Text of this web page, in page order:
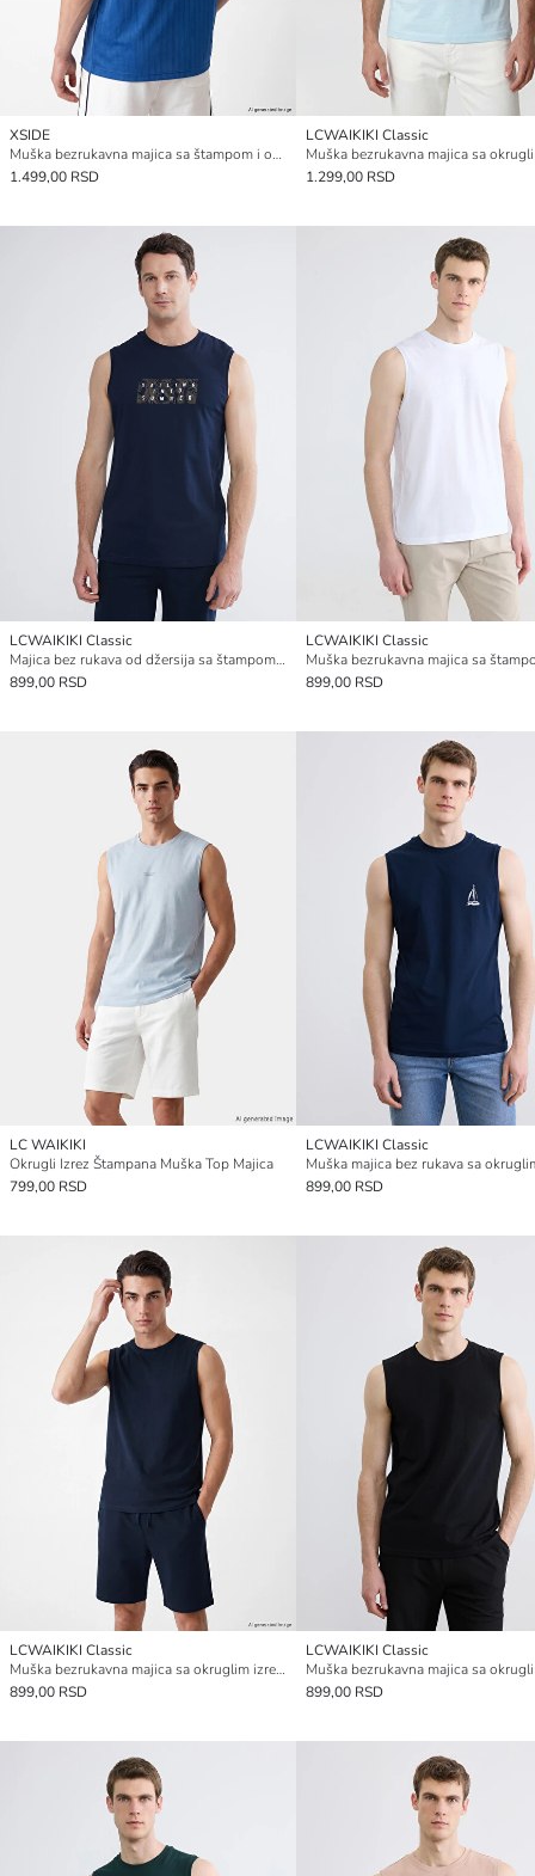
XSIDE
Muška bezrukavna majica sa štampom i okruglim izrezom
1.499,00 RSD
LCWAIKIKI Classic
1.299,00 RSD
LCWAIKIKI Classic
Majica bez rukava od džersija sa štampom, okrugli izrez, muškarac
899,00 RSD
LCWAIKIKI Classic
899,00 RSD
LC WAIKIKI
Okrugli Izrez Štampana Muška Top Majica
799,00 RSD
LCWAIKIKI Classic
899,00 RSD
LCWAIKIKI Classic
Muška bezrukavna majica sa okruglim izrezom
899,00 RSD
LCWAIKIKI Classic
899,00 RSD